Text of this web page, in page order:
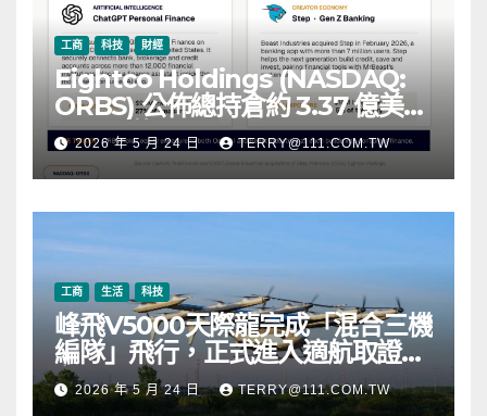
工商 科技 財經
Eightco Holdings (NASDAQ:
ORBS) 公佈總持倉約 3.37 億美
元，涵蓋 OpenAI、Beast
Industries、超過 11,000 枚以太
幣 (ETH) 及逾 2.83 億枚 WLD 代
幣
2026 年 5 月 24 日 TERRY@111.COM.TW
工商 生活 科技
峰飛V5000天際龍完成「混合三機
編隊」飛行，正式進入適航取證階
段2026 年 5 月 24 日 TERRY@111.COM.TW